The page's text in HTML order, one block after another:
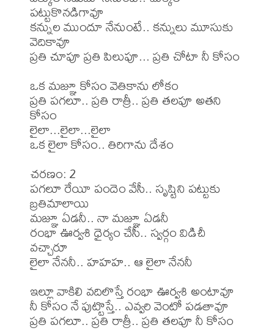
పట్టుకొనడిగావూ
కన్నుల ముందూ నేనుంటే.. కన్నులు మూసుకు
వెదికావూ
ప్రతి చూపూ ప్రతి పిలుపూ... ప్రతి చోటా నీ కోసం
ఒక మజ్ఞూ కోసం వెతికాను లోకం
ప్రతి పగలూ.. ప్రతి రాత్రీ.. ప్రతి తలపూ అతని
కోసం
లైలా...లైలా...లైలా
ఒక లైలా కోసం.. తిరిగాను దేశం
చరణం: 2
పగలూ రేయీ పందెం వేసీ.. సృష్టిని పట్టుకు
బ్రతిమాలాయి
మజ్ఞూ ఏడనీ.. నా మజ్ఞూ ఏడనీ
రంభా ఊర్వశి ధైర్యం చేసీ.. స్వర్గం విడిచీ
వచ్చారూ
లైలా నేననీ.. హహహ.. ఆ లైలా నేననీ
ఇల్లూ వాకిలి వదిలొస్తే రంభా ఊర్వశి అంటావూ
నీ కోసం నే పుట్టొస్తే.. ఎవ్వరి వెంటో పడతావూ
ప్రతి పగలూ.. ప్రతి రాత్రీ.. ప్రతి తలపూ నీ కోసం